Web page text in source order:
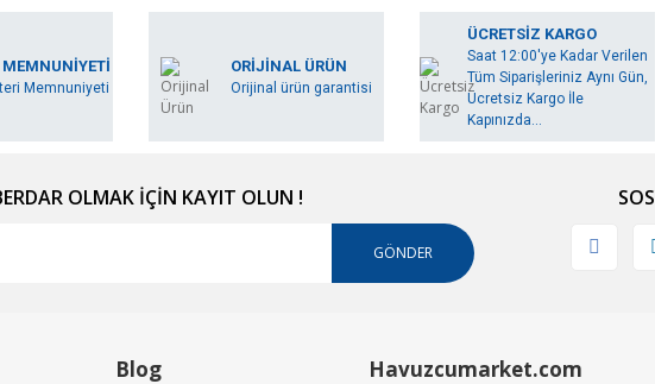
Bu ürüne ilk yorumu siz yapın!
Yorum Yaz
MEMNUNİYETİ
Memnuniyeti
ORİJİNAL ÜRÜN
Orijinal ürün garantisi
ÜCRETSİZ KARGO
Saat 12:00'ye Kadar Verilen
Tüm Siparişleriniz Aynı Gün,
Ücretsiz Kargo İle
Kapınızda...
OLMAK İÇİN KAYIT OLUN !
GÖNDER
Blog Havuzcumarket.com